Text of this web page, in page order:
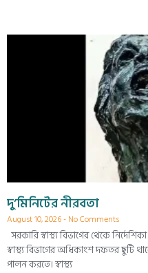
দু’মিনিটের নীরবতা
August 10, 2026 No Comments
সরকারি স্বাস্থ্য বিভাগের থেকে
স্বাস্থ্য বিভাগের অধিকাংশ দফতর ছুটি
পালন করতে। স্বাস্থ্য